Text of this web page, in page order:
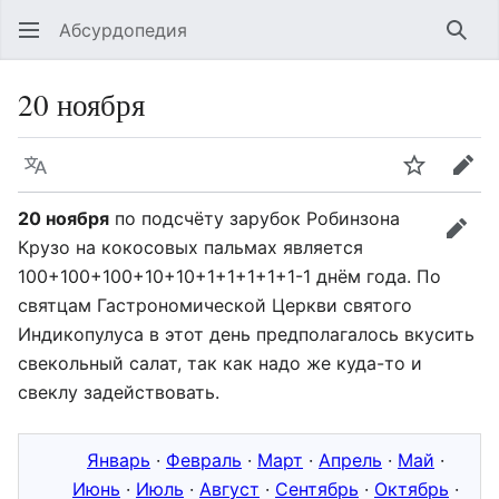
Абсурдопедия
20 ноября
Язык
20 ноября по подсчёту зарубок Робинзона
Крузо на кокосовых пальмах является
100+100+100+10+10+1+1+1+1+1-1 днём года. По
святцам Гастрономической Церкви святого
Индикопулуса в этот день предполагалось вкусить
свекольный салат, так как надо же куда-то и
свеклу задействовать.
Январь · Февраль · Март · Апрель · Май ·
Июнь · Июль · Август · Сентябрь · Октябрь ·